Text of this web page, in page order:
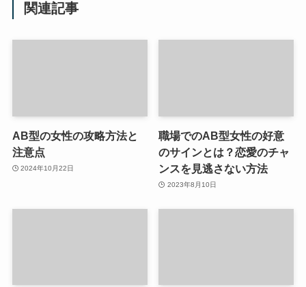
関連記事
AB型の女性の攻略方法と
注意点
2024年10月22日
職場でのAB型女性の好意
のサインとは？恋愛のチャ
ンスを見逃さない方法
2023年8月10日